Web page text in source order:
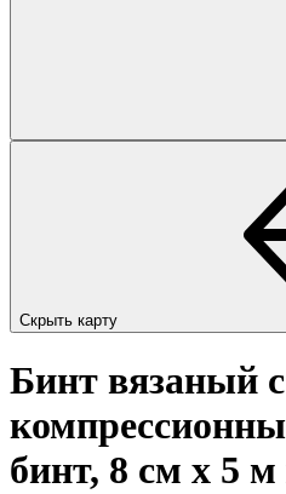
Скрыть карту
Бинт вязаный
бинт, 8 см х 5 м